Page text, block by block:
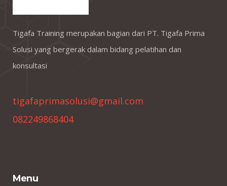
Tigafa Training merupakan bagian dari PT. Tigafa Prima
Solusi yang bergerak dalam bidang pelatihan dan
konsultasi
tigafaprimasolusi@gmail.com
082249868404
Menu